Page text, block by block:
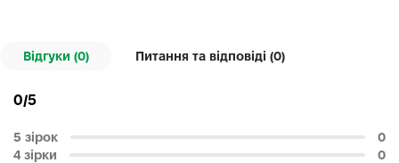
Відгуки (0) Питання та відповіді (0)
0/5
5 зірок
0
4 зірки
0